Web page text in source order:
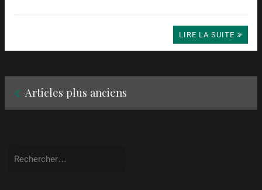
LIRE LA SUITE
Navigation
d’articles
Articles plus anciens